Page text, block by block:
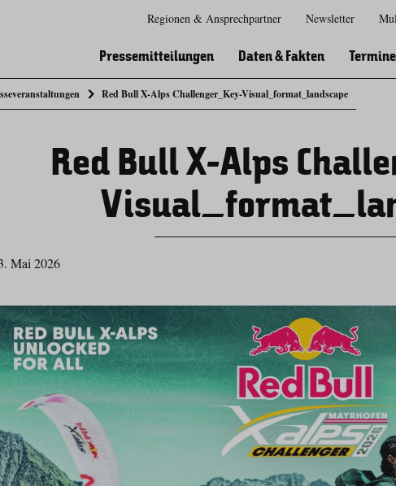
Red Bull X-Alps Challenger_Key-Visual_format_landscape
Zur
Zur
Zum
Zum
Pressemitteilungen Daten & Fakten Termine
Regionen & Ansprechpartner Newsletter
Red Bull X-Alps
Mai 2026